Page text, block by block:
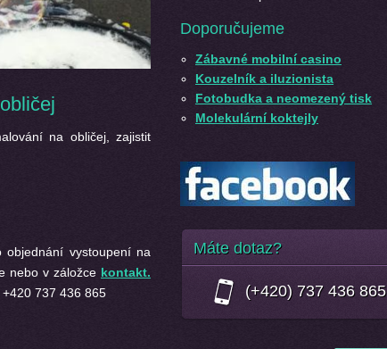
na obličej, zajistit
vystoupení na
nebo v záložce kontakt.
737 436 865
Doporučujeme
Zábavné mobilní casino
Kouzelník a iluzionista
Fotobudka a neomezený tisk
Molekulární koktejly
Máte dotaz?
(+420) 737 436 865